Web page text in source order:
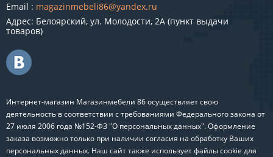
Email : magazinmebeli86@yandex.ru
Адрес: Белоярский, ул. Молодости, 2А (пункт выдачи
товаров)
Интернет-магазин Магазинмебели 86 осуществляет свою
деятельность в соответствии с требованиями Федерального закона от
27 июля 2006 года №152-ФЗ "О персональных данных". Оформление
заказа возможно только при наличии согласия на обработку Ваших
персональных данных. Наш сайт также использует файлы cookie для